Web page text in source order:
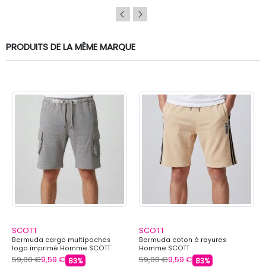
PRODUITS DE LA MÊME MARQUE
SCOTT
Bermuda cargo multipoches
logo imprimé Homme SCOTT
59,00 €9,59 € 83%
SCOTT
Bermuda coton à rayures
Homme SCOTT
59,00 €9,59 € 83%